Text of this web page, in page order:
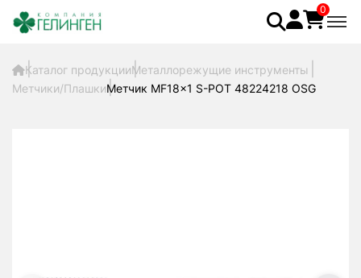
0
Каталог продукцииМеталлорежущие инструменты
Метчики/ПлашкиМетчик MF18x1 S-POT 48224218 OSG